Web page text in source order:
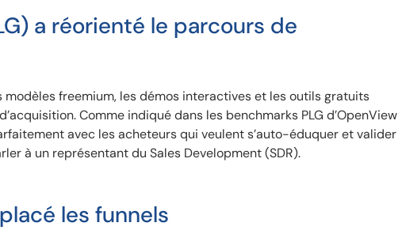
a réorienté le parcours de
modèles freemium, les démos interactives et les outils gratuits
Comme indiqué dans les benchmarks PLG d’OpenView
avec les acheteurs qui veulent s’auto-éduquer et valider
à un représentant du Sales Development (SDR).
les funnels